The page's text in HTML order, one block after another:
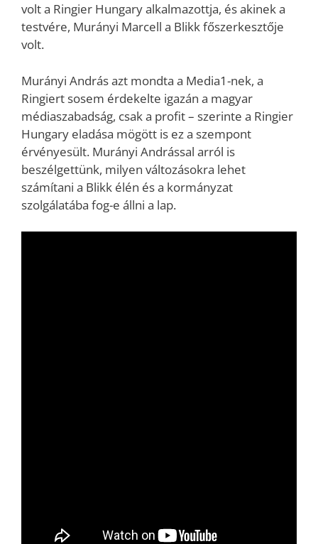
volt a Ringier Hungary alkalmazottja, és akinek a
testvére, Murányi Marcell a Blikk főszerkesztője
volt.
Murányi András azt mondta a Media1-nek, a
Ringiert sosem érdekelte igazán a magyar
médiaszabadság, csak a profit – szerinte a Ringier
Hungary eladása mögött is ez a szempont
érvényesült. Murányi Andrással arról is
beszélgettünk, milyen változásokra lehet
számítani a Blikk élén és a kormányzat
szolgálatába fog-e állni a lap.